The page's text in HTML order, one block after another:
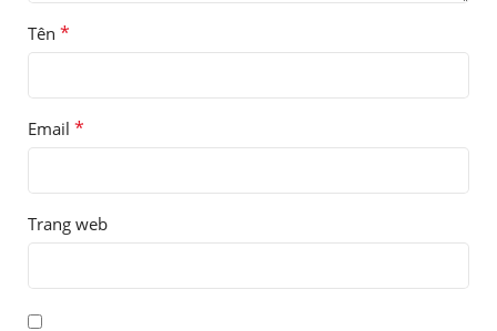
Tên *
Email *
Trang web